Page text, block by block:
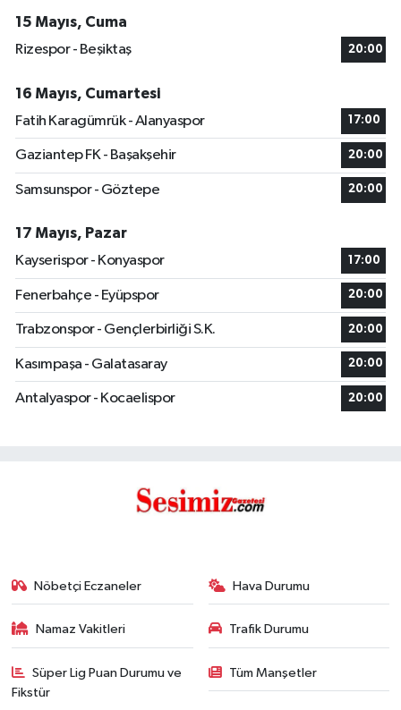
15 Mayıs, Cuma
Rizespor - Beşiktaş
20:00
16 Mayıs, Cumartesi
Fatih Karagümrük - Alanyaspor
17:00
Gaziantep FK - Başakşehir 20:00
Samsunspor - Göztepe 20:00
17 Mayıs, Pazar
Kayserispor - Konyaspor
17:00
Fenerbahçe - Eyüpspor 20:00
Trabzonspor - Gençlerbirliği S.K. 20:00
Kasımpaşa - Galatasaray 20:00
Antalyaspor - Kocaelispor 20:00
Nöbetçi Eczaneler Hava Durumu
Namaz Vakitleri Trafik Durumu
Süper Lig Puan Durumu ve
Fikstür
Tüm Manşetler